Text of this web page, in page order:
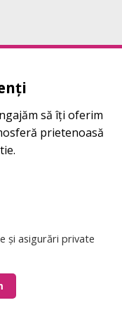
să îți oferim
prietenoasă
și asigurări private